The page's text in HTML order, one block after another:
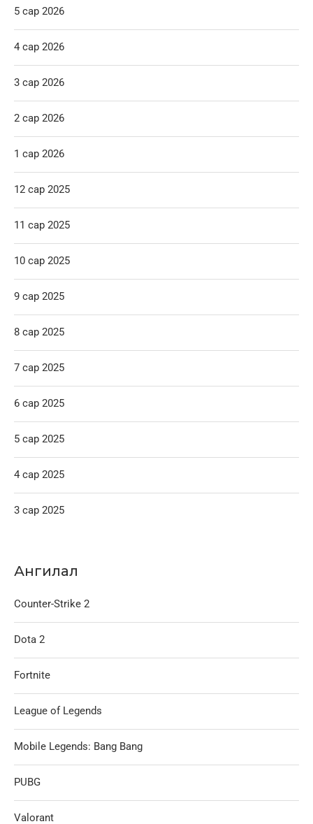
5 сар 2026
4 сар 2026
3 сар 2026
2 сар 2026
1 сар 2026
12 сар 2025
11 сар 2025
10 сар 2025
9 сар 2025
8 сар 2025
7 сар 2025
6 сар 2025
5 сар 2025
4 сар 2025
3 сар 2025
Ангилал
Counter-Strike 2
Dota 2
Fortnite
League of Legends
Mobile Legends: Bang Bang
PUBG
Valorant